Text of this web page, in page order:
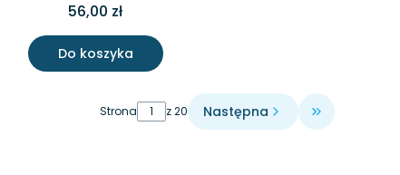
56,00 zł
Do koszyka
Strona z 20 Następna Przejdź do